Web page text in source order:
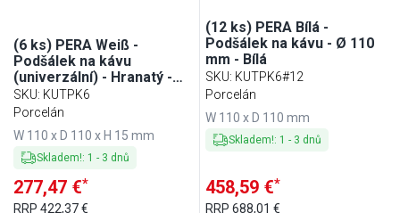
(6 ks) PERA Weiß -
Podšálek na kávu
(univerzální) - Hranatý -
110x110 mm - Bílá
SKU: KUTPK6
Porcelán
W 110 x D 110 x H 15 mm
Skladem!: 1 - 3 dnů
277,47 €*
RRP 422,37 €
(12 ks) PERA Bílá -
Podšálek na kávu - Ø 110
mm - Bílá
SKU: KUTPK6#12
Porcelán
W 110 x D 110 mm
Skladem!: 1 - 3 dnů
458,59 €*
RRP688,01 €